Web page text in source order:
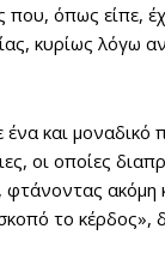
που, όπως είπε,
κυρίως λόγω
και μοναδικό
οι οποίες
ακόμη
το κέρδος»,